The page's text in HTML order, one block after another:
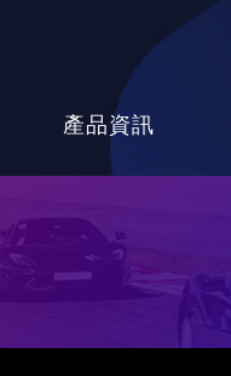
產品資訊